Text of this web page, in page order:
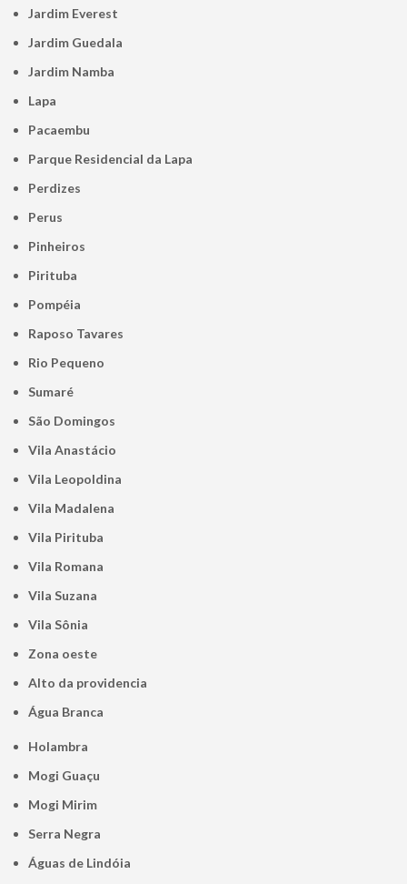
Jardim Everest
Jardim Guedala
Jardim Namba
Lapa
Pacaembu
Parque Residencial da Lapa
Perdizes
Perus
Pinheiros
Pirituba
Pompéia
Raposo Tavares
Rio Pequeno
Sumaré
São Domingos
Vila Anastácio
Vila Leopoldina
Vila Madalena
Vila Pirituba
Vila Romana
Vila Suzana
Vila Sônia
Zona oeste
alto da providencia
Água Branca
Holambra
Mogi Guaçu
Mogi Mirim
Serra Negra
Águas de Lindóia